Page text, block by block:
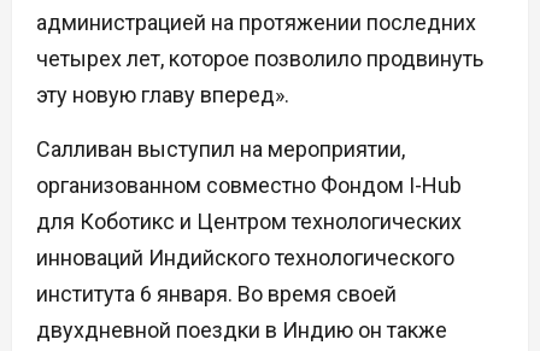
администрацией на протяжении последних
четырех лет, которое позволило продвинуть
эту новую главу вперед».
Салливан выступил на мероприятии,
организованном совместно Фондом I-Hub
для Коботикс и Центром технологических
инноваций Индийского технологического
института 6 января. Во время своей
двухдневной поездки в Индию он также